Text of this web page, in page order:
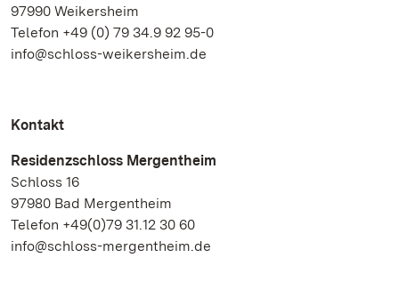
97990 Weikersheim
Telefon +49 (0) 79 34.9 92 95-0
info@schloss-weikersheim.de
Kontakt
Residenzschloss Mergentheim
Schloss 16
97980 Bad Mergentheim
Telefon +49(0)79 31.12 30 60
info@schloss-mergentheim.de